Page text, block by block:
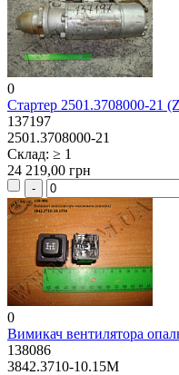
0
Стартер 2501.3708000-21
137197
2501.3708000-21
Склад: ≥ 1
24 219,00 грн
0
Вимикач вентилятора
138086
3842.3710-10.15М